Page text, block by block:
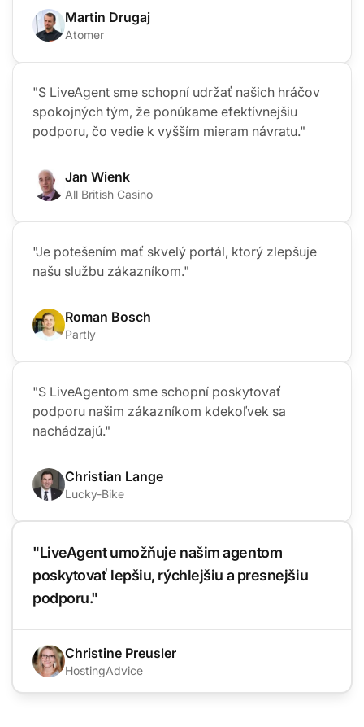
Martin Drugaj
Atomer
"S LiveAgent sme schopní udržať našich hráčov
spokojných tým, že ponúkame efektívnejšiu
podporu, čo vedie k vyšším mieram návratu."
Jan Wienk
All British Casino
"Je potešením mať skvelý portál, ktorý zlepšuje
našu službu zákazníkom."
Roman Bosch
Partly
"S LiveAgentom sme schopní poskytovať
podporu našim zákazníkom kdekoľvek sa
nachádzajú."
Christian Lange
Lucky-Bike
"LiveAgent umožňuje našim agentom
poskytovať lepšiu, rýchlejšiu a presnejšiu
podporu."
Christine Preusler
HostingAdvice